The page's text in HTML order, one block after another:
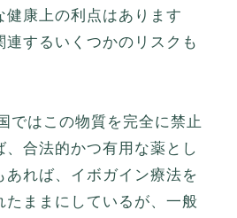
健康上の利点はあります
連するいくつかのリスクも
ではこの物質を完全に禁止
、合法的かつ有用な薬とし
あれば、イボガイン療法を
たままにしているが、一般